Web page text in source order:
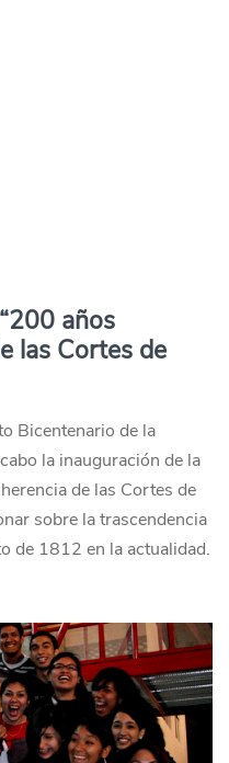
años
las Cortes de
Bicentenario de la
la inauguración de la
de las Cortes de
sobre la trascendencia
de 1812 en la actualidad.